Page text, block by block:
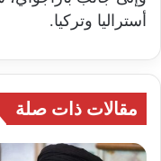
أستراليا وتركيا.
مقالات ذات صلة